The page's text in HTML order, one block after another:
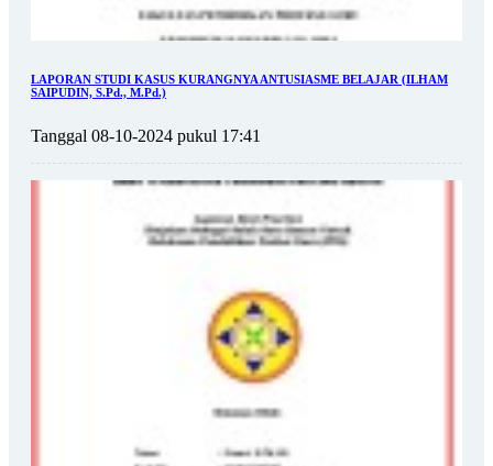
LAPORAN STUDI KASUS KURANGNYA ANTUSIASME BELAJAR (ILHAM
SAIPUDIN, S.Pd., M.Pd.)
Tanggal 08-10-2024 pukul 17:41